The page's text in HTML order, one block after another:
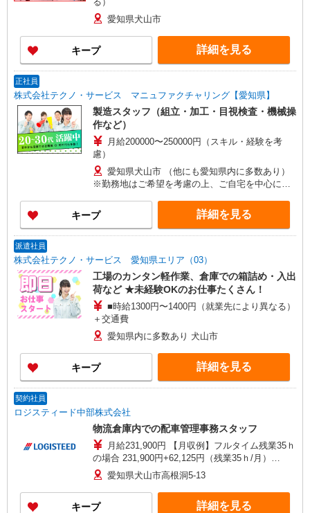
愛知県犬山市
キープ 詳細を見る
正社員
株式会社テクノ・サービス マニュファクチャリング【愛知県】
製造スタッフ（組立・加工・目視検査・機械操
作など）
月給200000〜250000円（スキル・経験を考
慮）
愛知県犬山市 （他にも愛知県内に多数あり）
※勤務地はご希望を考慮の上、ご自宅を中心に通
し）
キープ 詳細を見る
派遣社員
株式会社テクノ・サービス 愛知県エリア（03）
工場のカンタン軽作業、倉庫での箱詰め・入出
荷など ★未経験OKのお仕事たくさん！
■時給1300円〜1400円（就業先により異なる）
＋交通費
愛知県内に多数あり 犬山市
キープ 詳細を見る
契約社員
ロジスティード中部株式会社
物流倉庫内での配車管理事務スタッフ
月給231,900円 【月収例】フルタイム残業35ｈ
の場合 231,900円+62,125円（残業35ｈ/月）
+7,100円(深夜手当20ｈ/月)＝301,125円
愛知県犬山市高根洞5-13
キープ 詳細を見る